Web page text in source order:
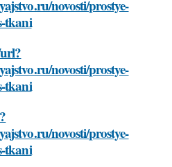
novosti/prostye-
tkani
novosti/prostye-
tkani
novosti/prostye-
tkani